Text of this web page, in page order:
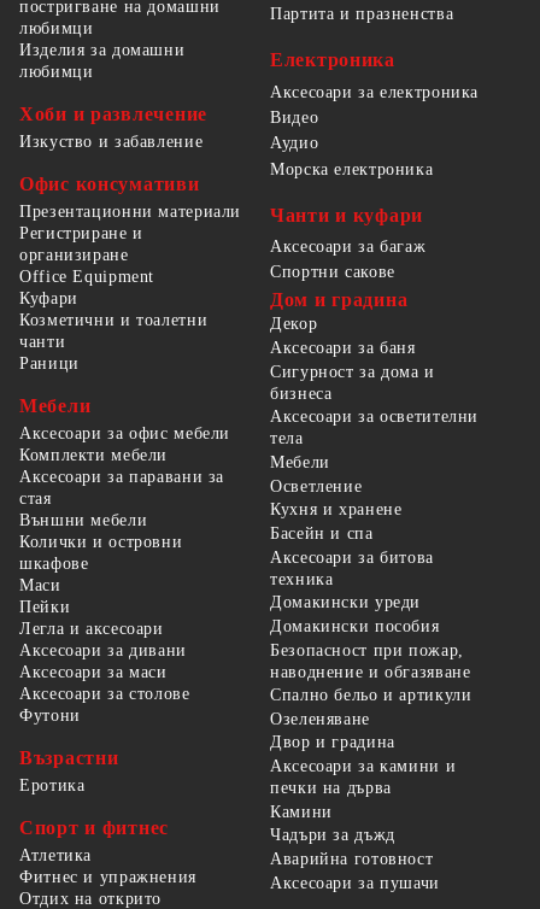
постригване на домашни
любимци
Изделия за домашни
любимци
Хоби и развлечение
Изкуство и забавление
Офис консумативи
Презентационни материали
Регистриране и
организиране
Office Equipment
Партита и празненства
Електроника
Аксесоари за електроника
Видео
Аудио
Морска електроника
Чанти и куфари
Аксесоари за багаж
Спортни сакове
Куфари
Козметични и тоалетни
чанти
Раници
Мебели
Аксесоари за офис мебели
Комплекти мебели
Аксесоари за паравани за
стая
Външни мебели
Колички и островни
шкафове
Маси
Пейки
Легла и аксесоари
Аксесоари за дивани
Аксесоари за маси
Аксесоари за столове
Футони
Възрастни
Еротика
Спорт и фитнес
Атлетика
Фитнес и упражнения
Отдих на открито
Дом и градина
Декор
Аксесоари за баня
Сигурност за дома и
бизнеса
Аксесоари за осветителни
тела
Мебели
Осветление
Кухня и хранене
Басейн и спа
Аксесоари за битова
техника
Домакински уреди
Домакински пособия
Безопасност при пожар,
наводнение и обгазяване
Спално бельо и артикули
Озеленяване
Двор и градина
Аксесоари за камини и
печки на дърва
Камини
Чадъри за дъжд
Аварийна готовност
Аксесоари за пушачи